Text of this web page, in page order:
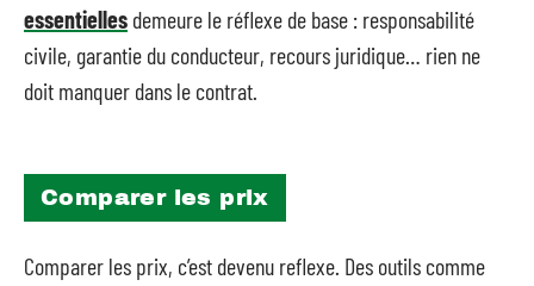
essentielles demeure le réflexe de base : responsabilité
civile, garantie du conducteur, recours juridique… rien ne
doit manquer dans le contrat.
Comparer les prix
Comparer les prix, c’est devenu reflexe. Des outils comme